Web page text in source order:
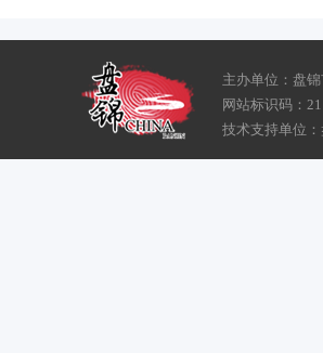
主办单位：盘
网站标识码：
技术支持单位